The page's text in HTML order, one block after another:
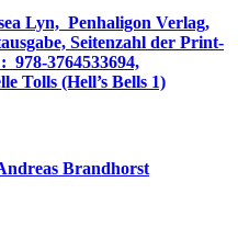
Lyn, ‎ Penhaligon Verlag,
Seitenzahl der Print-
Belle Tolls (Hell’s Bells 1)
Brandhorst